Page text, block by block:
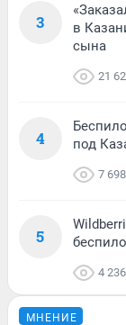
3
в
сына
21
4
под
7 698
5
4 236
МНЕНИЕ